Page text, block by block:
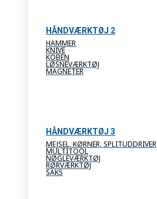
HÅNDVÆRKTØJ 2
HAMMER
KNIVE
KOBEN
LØSNEVÆRKTØJ
MAGNETER
HÅNDVÆRKTØJ 3
MEJSEL, KØRNER, SPLITUDDRIVER
MULTITOOL
NØGLEVÆRKTØJ
RØRVÆRKTØJ
SAKS